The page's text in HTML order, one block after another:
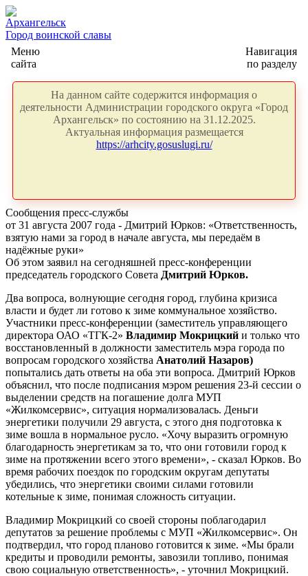
Архангельск
Город воинской славы
Меню
сайта
Навигация
по разделу
На данном сайте содержится информация о
деятельности Администрации городского округа «Город
Архангельск» по состоянию на 31.12.2025.
Актуальная информация размещается
https://arhcity.gosuslugi.ru/
Сообщения пресс-службы
от 31 августа 2007 года - Дмитрий Юрков: «Ответственность,
взятую нами за город в начале августа, мы передаём в
надёжные руки»
Об этом заявил на сегодняшней пресс-конференции
председатель городского Совета Дмитрий Юрков.
Два вопроса, волнующие сегодня город, глубина кризиса
власти и будет ли готово к зиме коммунальное хозяйство.
Участники пресс-конференции (заместитель управляющего
директора ОАО «ТГК-2» Владимир Мокрицкий и только что
восстановленный в должности заместитель мэра города по
вопросам городского хозяйства Анатолий Назаров)
попытались дать ответы на оба эти вопроса. Дмитрий Юрков
объяснил, что после подписания мэром решения 23-й сессии о
выделении средств на погашение долга МУП
«Жилкомсервис», ситуация нормализовалась. Деньги
энергетики получили 29 августа, с этого дня подготовка к
зиме вошла в нормальное русло. «Хочу выразить огромную
благодарность энергетикам за то, что они готовили город к
зиме на протяжении всего этого времени», - сказал Юрков. Во
время рабочих поездок по городским округам депутаты
убедились, что энергетики своими силами готовили
котельные к зиме, понимая сложность ситуации.
Владимир Мокрицкий со своей стороны поблагодарил
депутатов за решение проблемы с МУП «Жилкомсервис». Он
подтвердил, что город планово готовится к зиме. «Мы брали
кредиты и проводили ремонты, завозили топливо, понимая
свою социальную ответственность», - уточнил Мокрицкий.